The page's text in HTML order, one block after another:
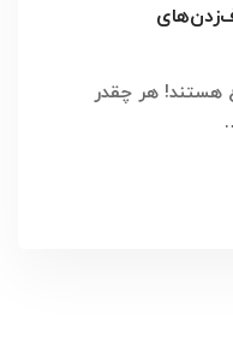
هستند! هر چقدر